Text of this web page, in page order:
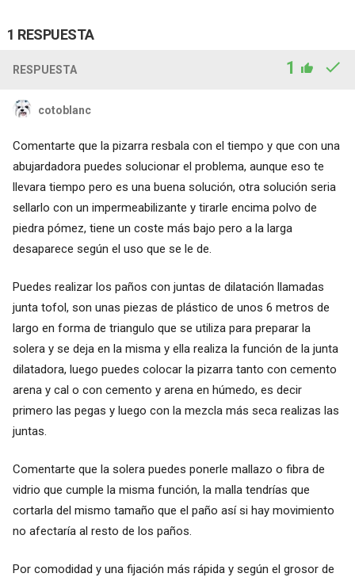
1 RESPUESTA
RESPUESTA 1
cotoblanc
Comentarte que la pizarra resbala con el tiempo y que con una
abujardadora puedes solucionar el problema, aunque eso te
llevara tiempo pero es una buena solución, otra solución seria
sellarlo con un impermeabilizante y tirarle encima polvo de
piedra pómez, tiene un coste más bajo pero a la larga
desaparece según el uso que se le de.
Puedes realizar los paños con juntas de dilatación llamadas
junta tofol, son unas piezas de plástico de unos 6 metros de
largo en forma de triangulo que se utiliza para preparar la
solera y se deja en la misma y ella realiza la función de la junta
dilatadora, luego puedes colocar la pizarra tanto con cemento
arena y cal o con cemento y arena en húmedo, es decir
primero las pegas y luego con la mezcla más seca realizas las
juntas.
Comentarte que la solera puedes ponerle mallazo o fibra de
vidrio que cumple la misma función, la malla tendrías que
cortarla del mismo tamaño que el paño así si hay movimiento
no afectaría al resto de los paños.
Por comodidad y una fijación más rápida y según el grosor de